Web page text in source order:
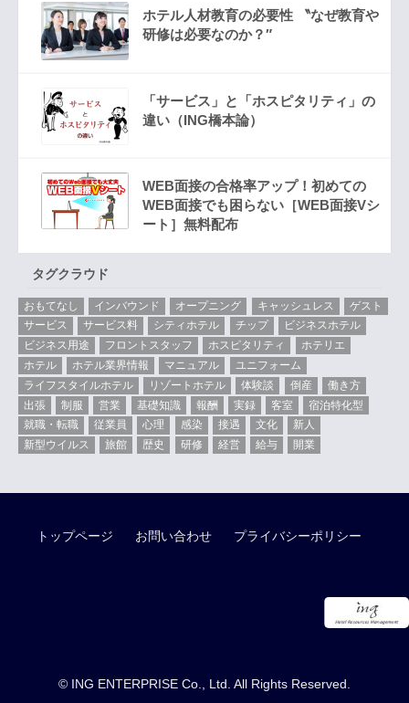
ホテル人材教育の必要性 〝なぜ教育や
研修は必要なのか？″
「サービス」と「ホスピタリティ」の
違い（ING橋本論）
WEB面接の合格率アップ！初めての
WEB面接でも困らない［WEB面接Vシ
ート］無料配布
タグクラウド
おもてなし インバウンド オープニング キャッシュレス
ゲスト
サービス
サービス料 シティホテル チップ
ビジネスホテル
ビジネス用途
フロントスタッフ ホスピタリティ
ホテリエ
ホテル
ホテル業界情報 マニュアル
ユニフォーム
ライフスタイルホテル
リゾートホテル 体験談 倒産
働き方
出張
制服 営業 基礎知識 報酬 実録 客室
宿泊特化型
就職・転職
従業員 心理 感染 接遇 文化
新人
新型ウイルス
旅館 歴史 研修 経営 給与 開業
トップページ お問い合わせ プライバシーポリシー
© ING ENTERPRISE Co., Ltd. All Rights Reserved.